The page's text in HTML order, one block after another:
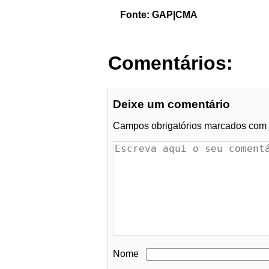
Fonte: GAP|CMA
Comentários:
Deixe um comentário
Campos obrigatórios marcados com
Nome